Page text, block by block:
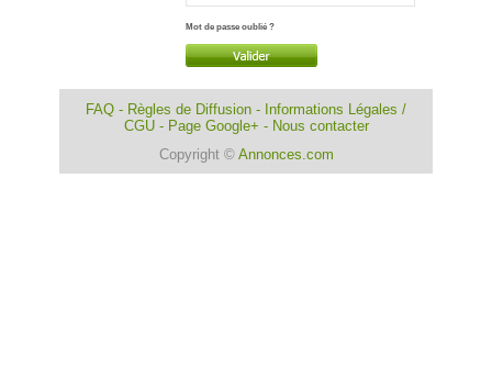
Aide
Mot de passe oublié ?
FAQ - Règles de Diffusion - Informations Légales /
CGU- Page Google+ - Nous contacter
Copyright © Annonces.com